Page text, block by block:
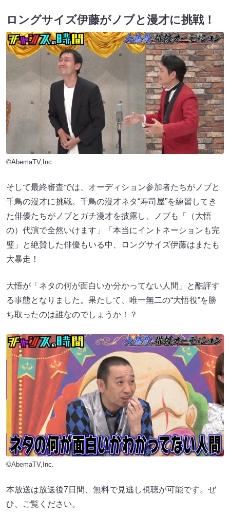
ロングサイズ伊藤がノブと漫才に挑戦！
©AbemaTV,Inc.
そして最終審査では、オーディション参加者たちがノブと
千鳥の漫才に挑戦。千鳥の漫才ネタ“寿司屋”を練習してき
た俳優たちがノブとガチ漫才を披露し、ノブも「（大悟
の）代演で全然いけます」「本当にイントネーションも完
璧」と絶賛した俳優もいる中、ロングサイズ伊藤はまたも
大暴走！
大悟が「ネタの何が面白いか分かってない人間」と酷評す
る事態となりました。果たして、唯一無二の“大悟役”を勝
ち取ったのは誰なのでしょうか！？
©AbemaTV,Inc.
本放送は放送後7日間、無料で見逃し視聴が可能です。ぜ
ひ、ご覧ください。